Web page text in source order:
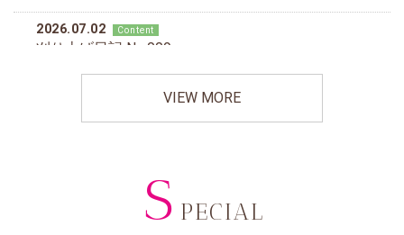
VIEW MORE
S PECIAL